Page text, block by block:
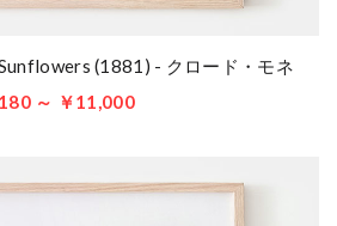
(1881) - クロード・モネ
～ ￥11,000